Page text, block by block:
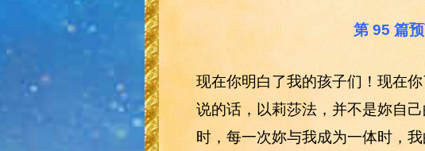
第 95 篇
现在你明白了我的孩子们！现在
说的话，以莉莎法，并不是妳自
时，每一次妳与我成为一体时，